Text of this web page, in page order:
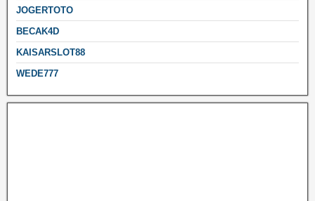
JOGERTOTO
BECAK4D
KAISARSLOT88
WEDE777